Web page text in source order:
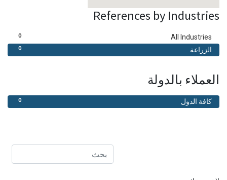
References by Industries
0 All Industries
0 الزراعة
العملاء بالدولة
0 كافة الدول